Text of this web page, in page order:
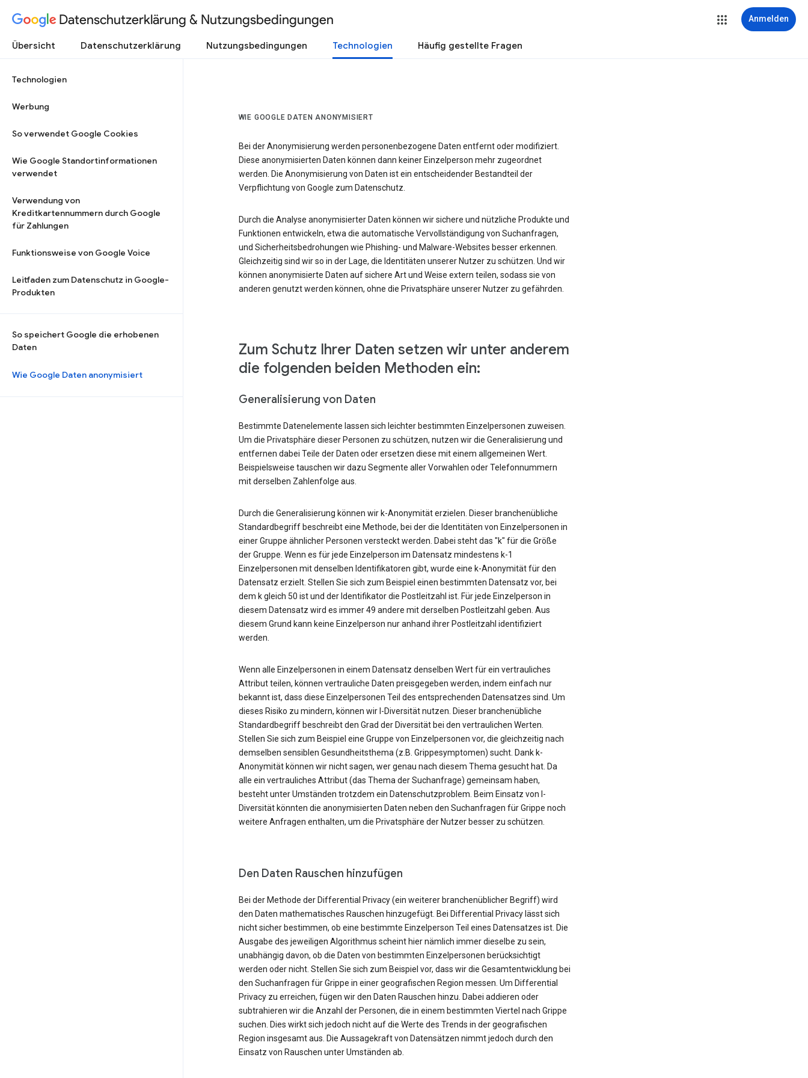
Datenschutzerklärung & Nutzungsbedingungen Anmelden
Übersicht Datenschutzerklärung Nutzungsbedingungen Technologien Häufig gestellte Fragen
Technologien
Werbung
So verwendet Google Cookies
Wie Google Standortinformationen
verwendet
Verwendung von
Kreditkartennummern durch Google
für Zahlungen
Funktionsweise von Google Voice
Leitfaden zum Datenschutz in Google-
Produkten
So speichert Google die erhobenen
Daten
Wie Google Daten anonymisiert
WIE GOOGLE DATEN ANONYMISIERT
Bei der Anonymisierung werden personenbezogene Daten entfernt oder modifiziert.
Diese anonymisierten Daten können dann keiner Einzelperson mehr zugeordnet
werden. Die Anonymisierung von Daten ist ein entscheidender Bestandteil der
Verpflichtung von Google zum Datenschutz.
Durch die Analyse anonymisierter Daten können wir sichere und nützliche Produkte und
Funktionen entwickeln, etwa die automatische Vervollständigung von Suchanfragen,
und Sicherheitsbedrohungen wie Phishing- und Malware-Websites besser erkennen.
Gleichzeitig sind wir so in der Lage, die Identitäten unserer Nutzer zu schützen. Und wir
können anonymisierte Daten auf sichere Art und Weise extern teilen, sodass sie von
anderen genutzt werden können, ohne die Privatsphäre unserer Nutzer zu gefährden.
Zum Schutz Ihrer Daten setzen wir unter anderem
die folgenden beiden Methoden ein:
Generalisierung von Daten
Bestimmte Datenelemente lassen sich leichter bestimmten Einzelpersonen zuweisen.
Um die Privatsphäre dieser Personen zu schützen, nutzen wir die Generalisierung und
entfernen dabei Teile der Daten oder ersetzen diese mit einem allgemeinen Wert.
Beispielsweise tauschen wir dazu Segmente aller Vorwahlen oder Telefonnummern
mit derselben Zahlenfolge aus.
Durch die Generalisierung können wir k-Anonymität erzielen. Dieser branchenübliche
Standardbegriff beschreibt eine Methode, bei der die Identitäten von Einzelpersonen in
einer Gruppe ähnlicher Personen versteckt werden. Dabei steht das "k" für die Größe
der Gruppe. Wenn es für jede Einzelperson im Datensatz mindestens k-1
Einzelpersonen mit denselben Identifikatoren gibt, wurde eine k-Anonymität für den
Datensatz erzielt. Stellen Sie sich zum Beispiel einen bestimmten Datensatz vor, bei
dem k gleich 50 ist und der Identifikator die Postleitzahl ist. Für jede Einzelperson in
diesem Datensatz wird es immer 49 andere mit derselben Postleitzahl geben. Aus
diesem Grund kann keine Einzelperson nur anhand ihrer Postleitzahl identifiziert
werden.
Wenn alle Einzelpersonen in einem Datensatz denselben Wert für ein vertrauliches
Attribut teilen, können vertrauliche Daten preisgegeben werden, indem einfach nur
bekannt ist, dass diese Einzelpersonen Teil des entsprechenden Datensatzes sind. Um
dieses Risiko zu mindern, können wir l-Diversität nutzen. Dieser branchenübliche
Standardbegriff beschreibt den Grad der Diversität bei den vertraulichen Werten.
Stellen Sie sich zum Beispiel eine Gruppe von Einzelpersonen vor, die gleichzeitig nach
demselben sensiblen Gesundheitsthema (z.B. Grippesymptomen) sucht. Dank k-
Anonymität können wir nicht sagen, wer genau nach diesem Thema gesucht hat. Da
alle ein vertrauliches Attribut (das Thema der Suchanfrage) gemeinsam haben,
besteht unter Umständen trotzdem ein Datenschutzproblem. Beim Einsatz von l-
Diversität könnten die anonymisierten Daten neben den Suchanfragen für Grippe noch
weitere Anfragen enthalten, um die Privatsphäre der Nutzer besser zu schützen.
Den Daten Rauschen hinzufügen
Bei der Methode der Differential Privacy (ein weiterer branchenüblicher Begriff) wird
den Daten mathematisches Rauschen hinzugefügt. Bei Differential Privacy lässt sich
nicht sicher bestimmen, ob eine bestimmte Einzelperson Teil eines Datensatzes ist. Die
Ausgabe des jeweiligen Algorithmus scheint hier nämlich immer dieselbe zu sein,
unabhängig davon, ob die Daten von bestimmten Einzelpersonen berücksichtigt
werden oder nicht. Stellen Sie sich zum Beispiel vor, dass wir die Gesamtentwicklung bei
den Suchanfragen für Grippe in einer geografischen Region messen. Um Differential
Privacy zu erreichen, fügen wir den Daten Rauschen hinzu. Dabei addieren oder
subtrahieren wir die Anzahl der Personen, die in einem bestimmten Viertel nach Grippe
suchen. Dies wirkt sich jedoch nicht auf die Werte des Trends in der geografischen
Region insgesamt aus. Die Aussagekraft von Datensätzen nimmt jedoch durch den
Einsatz von Rauschen unter Umständen ab.